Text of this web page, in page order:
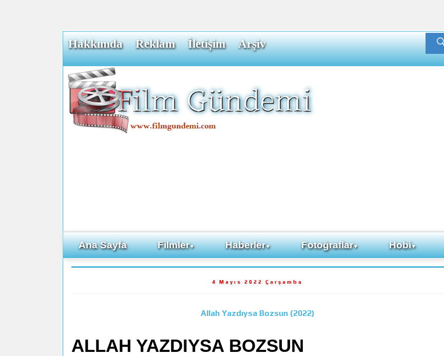
Hakkımda Reklam İletişim Arşiv
Ana Sayfa Filmler▼ Haberler▼ Fotoğraflar▼ Hobi▼
4 Mayıs 2022 Çarşamba
Allah Yazdıysa Bozsun (2022)
ALLAH YAZDIYSA BOZSUN